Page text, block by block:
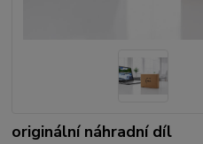
originální náhradní díl